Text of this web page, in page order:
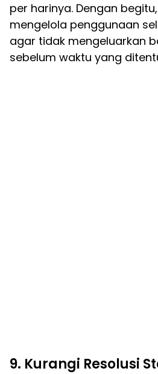
per harinya. Dengan
mengelola penggunaan
agar tidak mengeluarkan
sebelum waktu yang
9. Kurangi Resolusi